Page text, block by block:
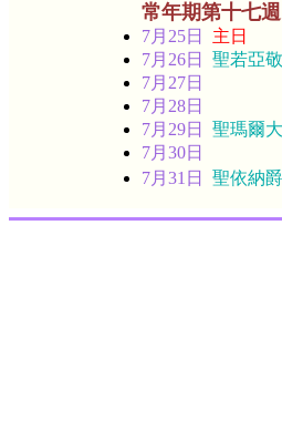
常年期第十七週
7月25日
主日
7月26日 聖若亞
7月27日
7月28日
7月29日 聖瑪爾
7月30日
7月31日 聖依納